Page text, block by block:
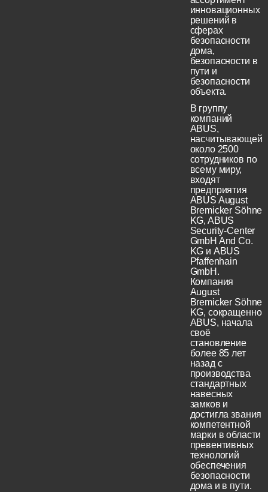
инновационных
решений в
сферах
безопасности
дома,
безопасности в
пути и
безопасности
объекта.
В группу
компаний
ABUS,
насчитывающей
около 2500
сотрудников по
всему миру,
входят
предприятия
ABUS August
Bremicker Söhne
KG, ABUS
Security-Center
GmbH And Co.
KG и ABUS
Pfaffenhain
GmbH.
Компания
August
Bremicker Söhne
KG, сокращенно
ABUS, начала
своё
становление
более 85 лет
назад с
производства
стандартных
навесных
замков и
достигла звания
компетентной
марки в области
превентивных
технологий
обеспечения
безопасности
дома и в пути.